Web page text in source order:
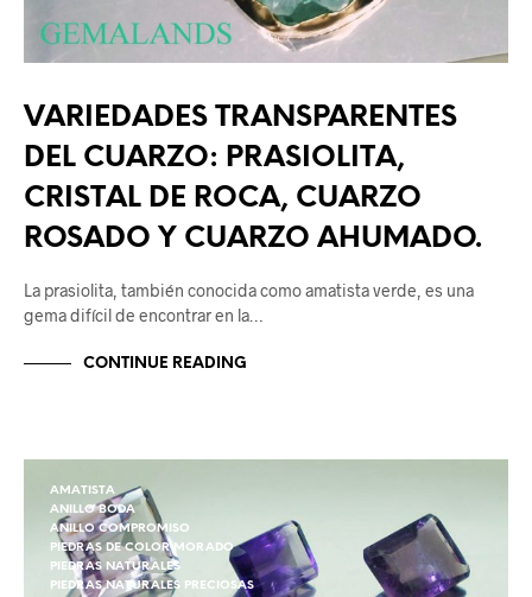
VARIEDADES TRANSPARENTES
DEL CUARZO: PRASIOLITA,
CRISTAL DE ROCA, CUARZO
ROSADO Y CUARZO AHUMADO.
La prasiolita, también conocida como amatista verde, es una
gema difícil de encontrar en la…
CONTINUE READING
AMATISTA
ANILLO BODA
ANILLO COMPROMISO
PIEDRAS DE COLOR MORADO
PIEDRAS NATURALES
PIEDRAS NATURALES PRECIOSAS